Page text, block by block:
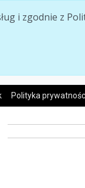
i zgodnie z
Polityka